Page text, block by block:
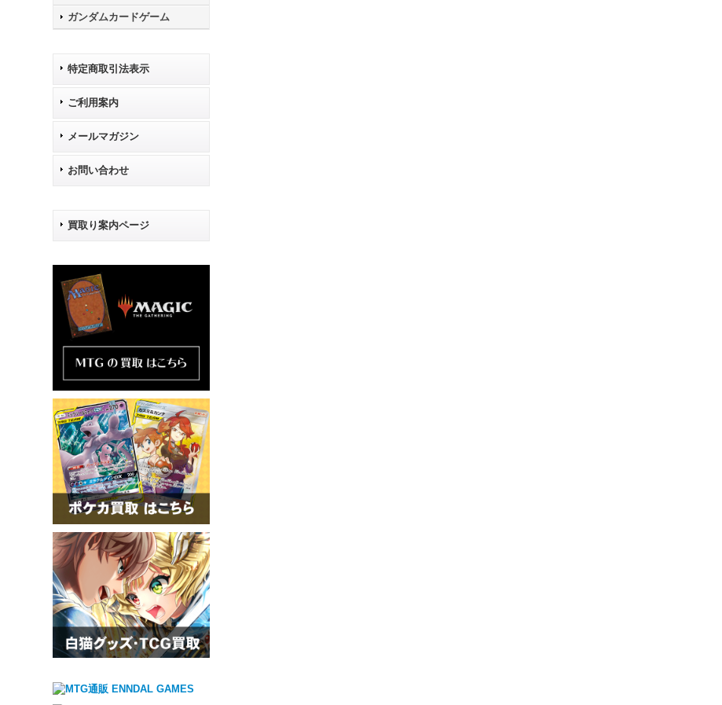
ガンダムカードゲーム
特定商取引法表示
ご利用案内
メールマガジン
お問い合わせ
買取り案内ページ